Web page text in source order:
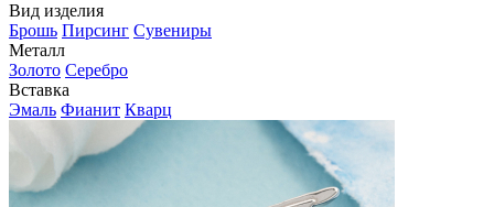
Вид изделия
Брошь Пирсинг Сувениры
Металл
Золото Серебро
Вставка
Эмаль Фианит Кварц